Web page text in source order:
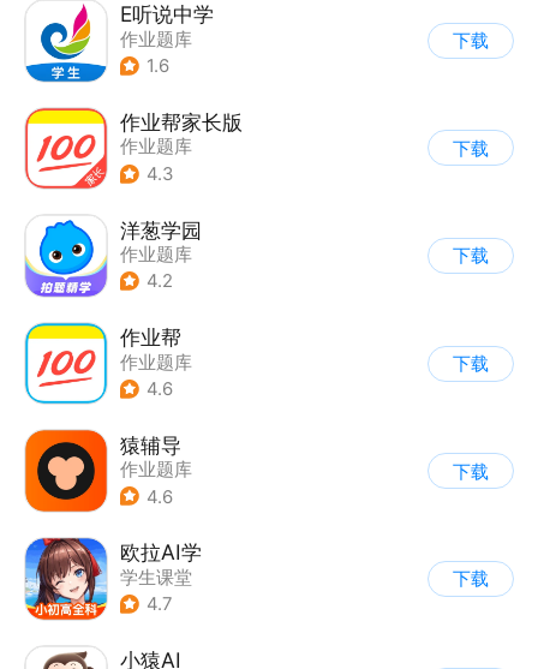
E听说中学
作业题库
1.6
下载
作业帮家长版
作业题库
4.3
下载
洋葱学园
作业题库
4.2
下载
作业帮
作业题库
4.6
下载
猿辅导
作业题库
4.6
下载
欧拉AI学
学生课堂
4.7
下载
小猿AI